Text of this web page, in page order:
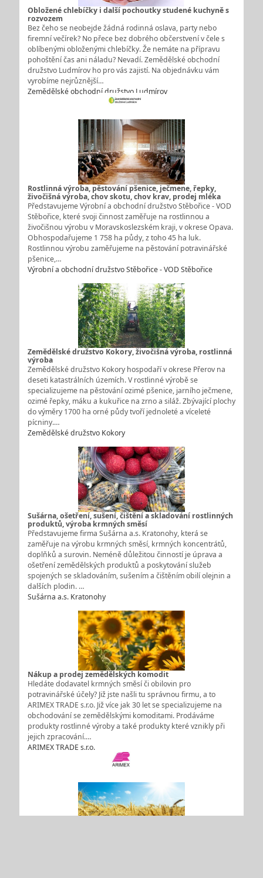
Obložené chlebíčky i další pochoutky studené kuchyně s
rozvozem
Bez čeho se neobejde žádná rodinná oslava, party nebo
firemní večírek? No přece bez dobrého občerstvení v čele s
oblíbenými obloženými chlebíčky. Že nemáte na přípravu
pohoštění čas ani náladu? Nevadí. Zemědělské obchodní
družstvo Ludmírov ho pro vás zajistí. Na objednávku vám
vyrobíme nejrůznější…
Zemědělské obchodní družstvo Ludmírov
Rostlinná výroba, pěstování pšenice, ječmene, řepky,
živočišná výroba, chov skotu, chov krav, prodej mléka
Představujeme Výrobní a obchodní družstvo Stěbořice - VOD
Stěbořice, které svoji činnost zaměřuje na rostlinnou a
živočišnou výrobu v Moravskoslezském kraji, v okrese Opava.
Obhospodařujeme 1 758 ha půdy, z toho 45 ha luk.
Rostlinnou výrobu zaměřujeme na pěstování potravinářské
pšenice,…
Výrobní a obchodní družstvo Stěbořice - VOD Stěbořice
Zemědělské družstvo Kokory, živočišná výroba, rostlinná
výroba
Zemědělské družstvo Kokory hospodaří v okrese Přerov na
deseti katastrálních územích. V rostlinné výrobě se
specializujeme na pěstování ozimé pšenice, jarního ječmene,
ozimé řepky, máku a kukuřice na zrno a siláž. Zbývající plochy
do výměry 1700 ha orné půdy tvoří jednoleté a víceleté
pícniny.…
Zemědělské družstvo Kokory
Sušárna, ošetření, sušení, čištění a skladování rostlinných
produktů, výroba krmných směsí
Představujeme firma Sušárna a.s. Kratonohy, která se
zaměřuje na výrobu krmných směsí, krmných koncentrátů,
doplňků a surovin. Neméně důležitou činností je úprava a
ošetření zemědělských produktů a poskytování služeb
spojených se skladováním, sušením a čištěním obilí olejnin a
dalších plodin. …
Sušárna a.s. Kratonohy
Nákup a prodej zemědělských komodit
Hledáte dodavatel krmných směsí či obilovin pro
potravinářské účely? Již jste našli tu správnou firmu, a to
ARIMEX TRADE s.r.o. Již více jak 30 let se specializujeme na
obchodování se zemědělskými komoditami. Prodáváme
produkty rostlinné výroby a také produkty které vznikly při
jejich zpracování.…
ARIMEX TRADE s.r.o.